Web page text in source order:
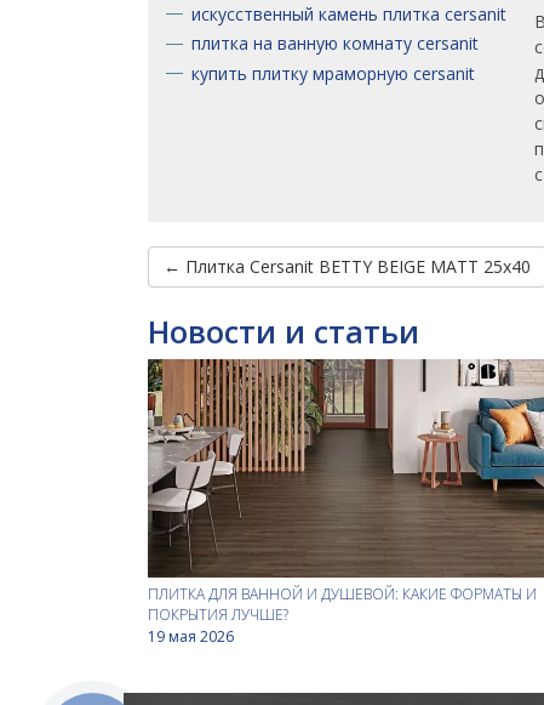
искусственный камень плитка cersanit
плитка на ванную комнату cersanit
купить плитку мраморную cersanit
← Плитка Cersanit BETTY BEIGE MATT 25x40
Новости и статьи
ПЛИТКА ДЛЯ ВАННОЙ И ДУШЕВОЙ: КАКИЕ ФОРМАТЫ И
ПОКРЫТИЯ ЛУЧШЕ?
19 мая 2026